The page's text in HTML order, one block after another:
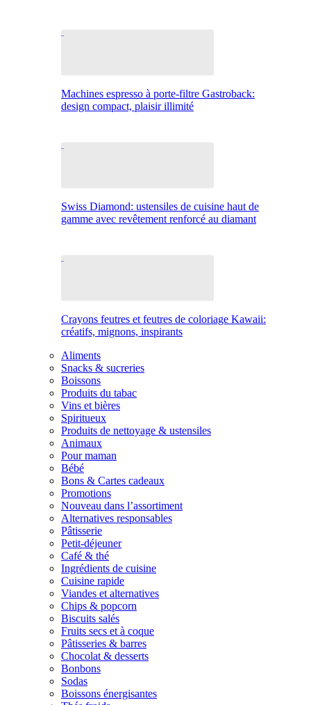
Machines espresso à porte-filtre Gastroback:
design compact, plaisir illimité
Swiss Diamond: ustensiles de cuisine haut de
gamme avec revêtement renforcé au diamant
Crayons feutres et feutres de coloriage Kawaii:
créatifs, mignons, inspirants
Aliments
Snacks & sucreries
Boissons
Produits du tabac
Vins et bières
Spiritueux
Produits de nettoyage & ustensiles
Animaux
Pour maman
Bébé
Bons & Cartes cadeaux
Promotions
Nouveau dans l’assortiment
Alternatives responsables
Pâtisserie
Petit-déjeuner
Café & thé
Ingrédients de cuisine
Cuisine rapide
Viandes et alternatives
Chips & popcorn
Biscuits salés
Fruits secs et à coque
Pâtisseries & barres
Chocolat & desserts
Bonbons
Sodas
Boissons énergisantes